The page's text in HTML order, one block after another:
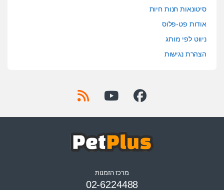
סיטונאות חנות חיות
אודות פט-פלוס
ניווט לפי מותג
הצהרת נגישות
מרכז הזמנות
02-6224488